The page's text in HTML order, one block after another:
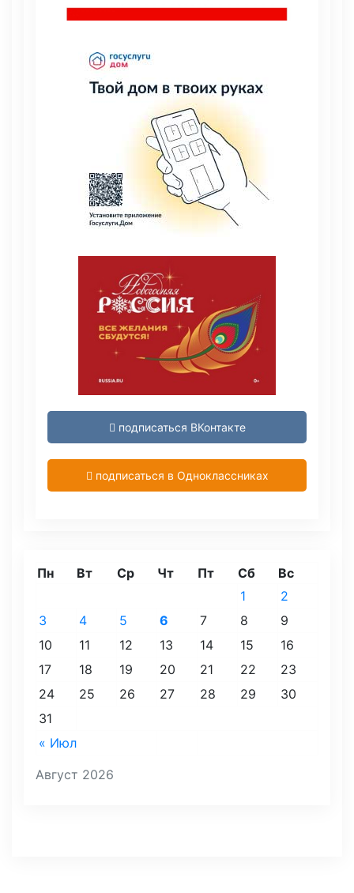
подписаться ВКонтакте
подписаться в Одноклассниках
Август 2026
Пн Вт Ср Чт Пт Сб Вс
« Июл
1
2
3
4 5 6 7 8
9
10
11 12 13 14 15
16
17
18 19 20 21 22
23
24
25 26 27 28 29
30
31